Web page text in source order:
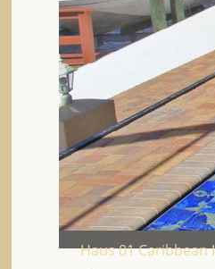
Haus 01 Caribbean